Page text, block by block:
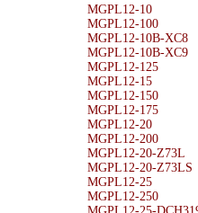
MGPL12-10
MGPL12-100
MGPL12-10B-XC8
MGPL12-10B-XC9
MGPL12-125
MGPL12-15
MGPL12-150
MGPL12-175
MGPL12-20
MGPL12-200
MGPL12-20-Z73L
MGPL12-20-Z73LS
MGPL12-25
MGPL12-250